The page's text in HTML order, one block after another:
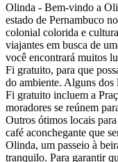
Olinda - Bem-vindo a
estado de Pernambuco
colonial colorida e
viajantes em busca de
você encontrará muitos
Fi gratuito, para que
do ambiente. Alguns
Fi gratuito incluem a
moradores se reúnem
Outros ótimos locais
café aconchegante que
Olinda, um passeio à
tranquilo. Para garantir